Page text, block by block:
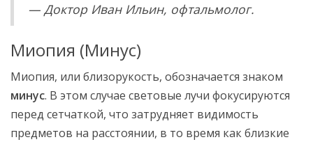
— Доктор Иван Ильин, офтальмолог.
Миопия (Минус)
Миопия, или близорукость, обозначается знаком
минус. В этом случае световые лучи фокусируются
перед сетчаткой, что затрудняет видимость
предметов на расстоянии, в то время как близкие